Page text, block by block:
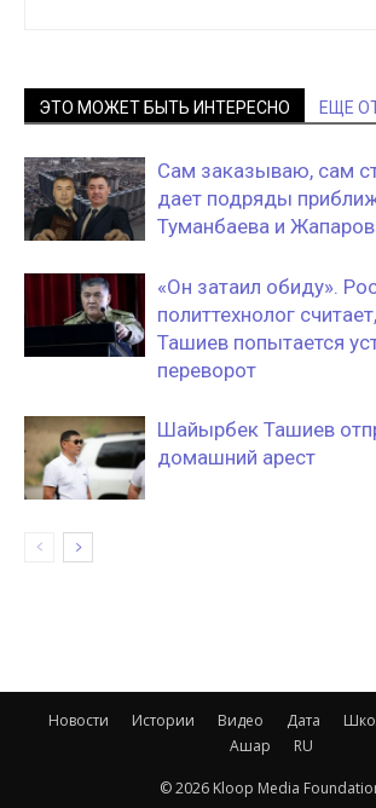
ЭТО МОЖЕТ БЫТЬ ИНТЕРЕСНО ЕЩЕ
Сам заказываю, сам
дает подряды
Туманбаева и
«Он затаил обиду».
политтехнолог
Ташиев попытается
переворот
Шайырбек Ташиев
домашний арест
Новости Истории Видео Дата
Ашар
RU
© 2026 Kloop Media